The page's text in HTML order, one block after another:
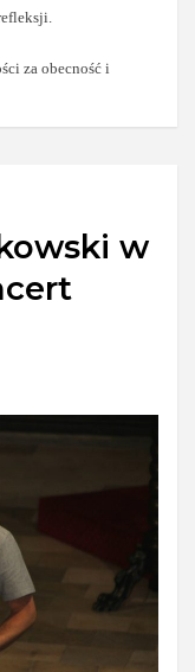
za obecność i
w